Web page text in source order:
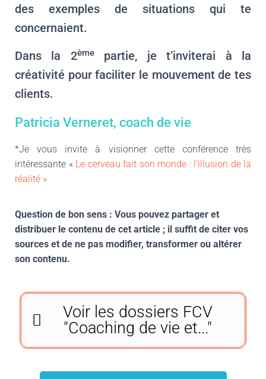
des exemples de situations qui te
concernaient.
Dans la 2èmepartie, je t’inviterai à la
créativité pour faciliter le mouvement de tes
clients.
Patricia Verneret, coach de vie
*Je vous invite à visionner cette conférence très
intéressante « Le cerveau fait son monde : l’illusion de la
réalité »
Question de bon sens : Vous pouvez partager et
distribuer le contenu de cet article ; il suffit de citer vos
sources et de ne pas modifier, transformer ou altérer
son contenu.
Voir les dossiers FCV
"Coaching de vie et..."